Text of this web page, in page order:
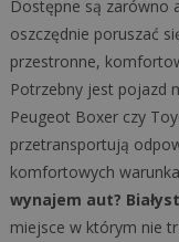
Dostępne są zarówno
oszczędnie poruszać
przestronne,
Potrzebny jest pojazd
Peugeot Boxer czy
przetransportują
komfortowych
wynajem aut?
miejsce w którym nie